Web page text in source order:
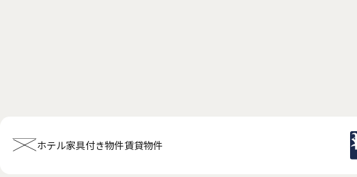
ホテル家具付き物件賃貸物件 部屋のレイ